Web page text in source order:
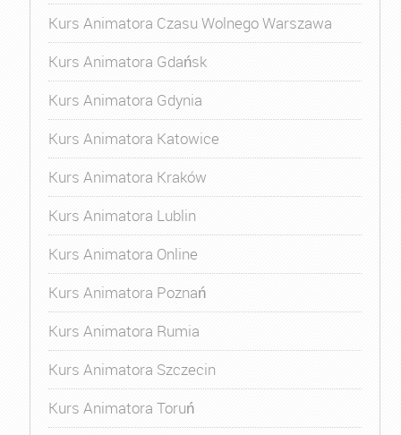
Kurs Animatora Czasu Wolnego Warszawa
Kurs Animatora Gdańsk
Kurs Animatora Gdynia
Kurs Animatora Katowice
Kurs Animatora Kraków
Kurs Animatora Lublin
Kurs Animatora Online
Kurs Animatora Poznań
Kurs Animatora Rumia
Kurs Animatora Szczecin
Kurs Animatora Toruń